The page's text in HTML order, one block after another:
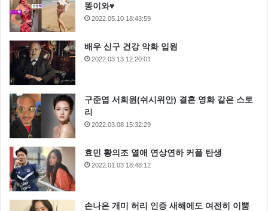
똥이와♥
2022.05.10 18:43:59
배우 신구 건강 악화 입원
2022.03.13 12:20:01
구준엽 서희원(쉬시위안) 결혼 영화 같은 스토
리
2022.03.08 15:32:29
효민 황의조 열애 연상연하 커플 탄생
2022.01.03 18:48:12
손나은 개미 허리 인증 새해에도 여전히 이뿜